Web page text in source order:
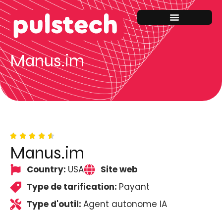
Manus.im
Manus.im
Country: USA
Site web
Type de tarification: Payant
Type d'outil: Agent autonome IA